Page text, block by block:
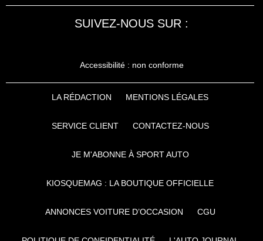
SUIVEZ-NOUS SUR :
Accessibilité : non conforme
LA RÉDACTION MENTIONS LÉGALES
SERVICE CLIENT CONTACTEZ-NOUS
JE M'ABONNE À SPORT AUTO
KIOSQUEMAG : LA BOUTIQUE OFFICIELLE
ANNONCES VOITURE D’OCCASION CGU